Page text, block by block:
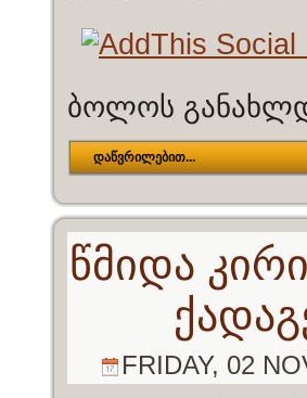
ბოლოს
დაწვრილებით...
წმიდა
FRIDAY, 02